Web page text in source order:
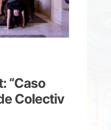
“Caso
Colectiv